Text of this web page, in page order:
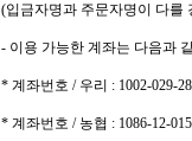
(입금자명과 주문자명이 다를
- 이용 가능한 계좌는 다음과
* 계좌번호 / 우리 : 1002-029-
* 계좌번호 / 농협 : 1086-12-